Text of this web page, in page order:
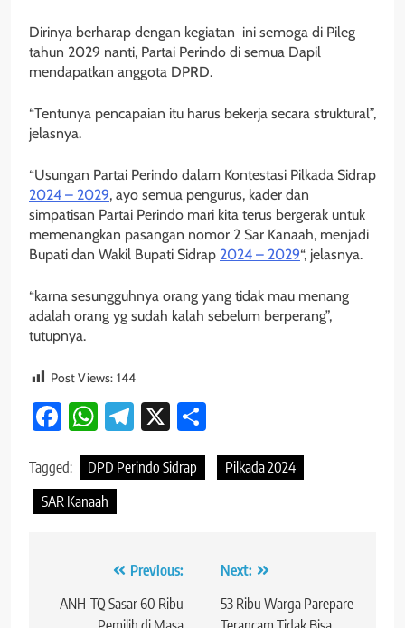
Dirinya berharap dengan kegiatan ini semoga di Pileg
tahun 2029 nanti, Partai Perindo di semua Dapil
mendapatkan anggota DPRD.
“Tentunya pencapaian itu harus bekerja secara struktural”,
jelasnya.
“Usungan Partai Perindo dalam Kontestasi Pilkada Sidrap
2024 – 2029, ayo semua pengurus, kader dan
simpatisan Partai Perindo mari kita terus bergerak untuk
memenangkan pasangan nomor 2 Sar Kanaah, menjadi
Bupati dan Wakil Bupati Sidrap 2024 – 2029“, jelasnya.
“karna sesungguhnya orang yang tidak mau menang
adalah orang yg sudah kalah sebelum berperang”,
tutupnya.
Post Views: 144
Facebook
WhatsApp
Telegram
X
Tagged: DPD Perindo Sidrap
Pilkada 2024
SAR Kanaah
Navigasi
pos
Previous:
ANH-TQ Sasar 60 Ribu
Next:
53 Ribu Warga Parepare